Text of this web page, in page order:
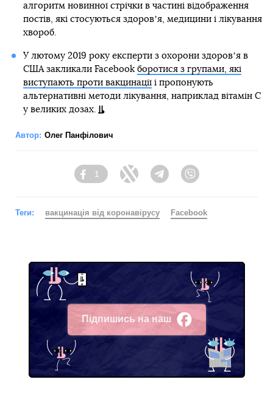
алгоритм новинної стрічки в частині відображення
постів, які стосуються здоровʼя, медицини і лікування
хвороб.
У лютому 2019 року експерти з охорони здоровʼя в
США закликали Facebook боротися з групами, які
виступають проти вакцинаціїі пропонують
альтернативні методи лікування, наприклад вітамін С
у великих дозах.
Автор: Олег Панфілович
Facebook
1
Twitter TelegramViber
Теги: вакцинація від коронавірусу Facebook
Підпишись на наш
Facebook